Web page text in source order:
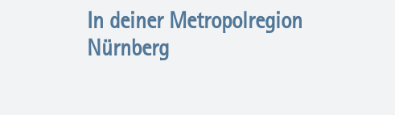
In deiner Metropolregion
Nürnberg